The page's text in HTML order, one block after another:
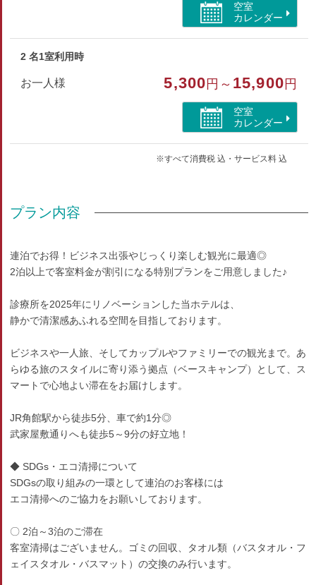
空室
カレンダー
2 名1室利用時
お一人様 5,300 円～ 15,900 円
空室
カレンダー
※すべて消費税 込・サービス料 込
プラン内容
連泊でお得！ビジネス出張やじっくり楽しむ観光に最適◎
2泊以上で客室料金が割引になる特別プランをご用意しました♪
診療所を2025年にリノベーションした当ホテルは、
静かで清潔感あふれる空間を目指しております。
ビジネスや一人旅、そしてカップルやファミリーでの観光まで。あ
らゆる旅のスタイルに寄り添う拠点（ベースキャンプ）として、ス
マートで心地よい滞在をお届けします。
JR角館駅から徒歩5分、車で約1分◎
武家屋敷通りへも徒歩5～9分の好立地！
◆ SDGs・エコ清掃について
SDGsの取り組みの一環として連泊のお客様には
エコ清掃へのご協力をお願いしております。
〇 2泊～3泊のご滞在
客室清掃はございません。ゴミの回収、タオル類（バスタオル・フ
ェイスタオル・バスマット）の交換のみ行います。